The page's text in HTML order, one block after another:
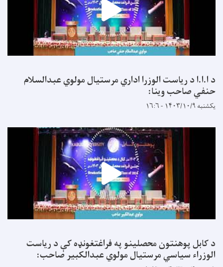
د ا.ا.ا د ریاست الوزرا اداري مرستیال مولوي عبدالسلام
حنفي صاحب وینا:
یکشنبه ۱۴۰۳/۱۰/۹ - ۱۶:۶
د کابل پوهنتون محصلینو په فراغتغونډه کې د ریاست
الوزراء سیاسي مرستیال مولوي عبدالکبیر صاحب: